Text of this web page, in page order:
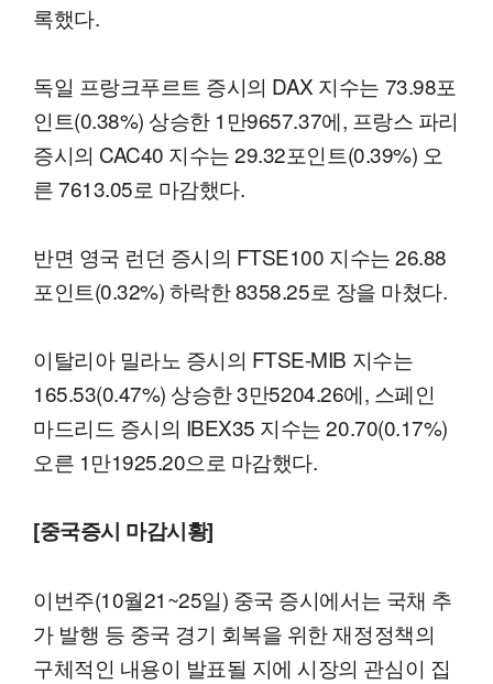
록했다.
독일 프랑크푸르트 증시의 DAX 지수는 73.98포
인트(0.38%) 상승한 1만9657.37에, 프랑스 파리
증시의 CAC40 지수는 29.32포인트(0.39%) 오
른 7613.05로 마감했다.
반면 영국 런던 증시의 FTSE100 지수는 26.88
포인트(0.32%) 하락한 8358.25로 장을 마쳤다.
이탈리아 밀라노 증시의 FTSE-MIB 지수는
165.53(0.47%) 상승한 3만5204.26에, 스페인
마드리드 증시의 IBEX35 지수는 20.70(0.17%)
오른 1만1925.20으로 마감했다.
[중국증시 마감시황]
이번주(10월21~25일) 중국 증시에서는 국채 추
가 발행 등 중국 경기 회복을 위한 재정정책의
구체적인 내용이 발표될 지에 시장의 관심이 집